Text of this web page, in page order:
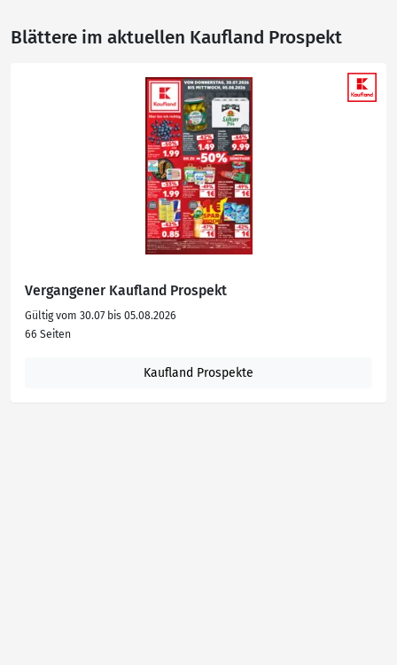
Blättere im aktuellen Kaufland Prospekt
Vergangener Kaufland Prospekt
Gültig vom 30.07 bis 05.08.2026
66 Seiten
Kaufland Prospekte